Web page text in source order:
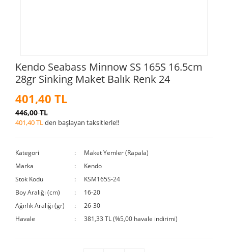
Kendo Seabass Minnow SS 165S 16.5cm
28gr Sinking Maket Balık Renk 24
401,40 TL
446,00 TL
401,40 TLden başlayan taksitlerle!!
Kategori
Maket Yemler (Rapala)
Marka
Kendo
Stok Kodu
KSM165S-24
Boy Aralığı (cm)
16-20
Ağırlık Aralığı (gr)
26-30
Havale
381,33 TL (%5,00 havale indirimi)